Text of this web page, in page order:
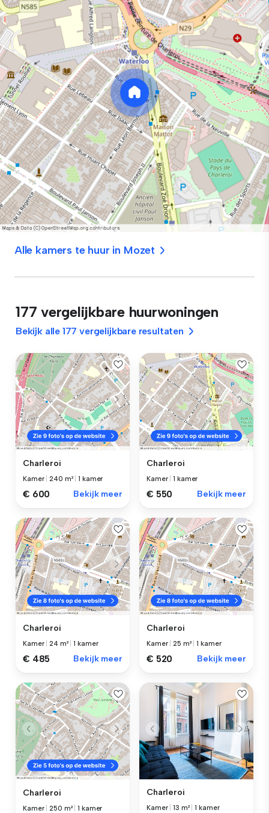
Alle kamers te huur in Mozet
177 vergelijkbare huurwoningen
Bekijk alle 177 vergelijkbare resultaten
Charleroi
Kamer |240 m² |1 kamer
€ 600 Bekijk meer
Charleroi
Kamer |1 kamer
€ 550 Bekijk meer
Charleroi
Kamer |24 m² |1 kamer
€ 485 Bekijk meer
Charleroi
Kamer |25 m² |1 kamer
€ 520 Bekijk meer
Charleroi
Kamer |250 m² |1 kamer
Charleroi
Kamer |13 m² |1 kamer